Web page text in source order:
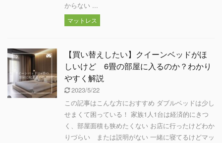
からない ...
マットレス
【買い替えしたい】クイーンベッドがほ
しいけど 6畳の部屋に入るのか？わかり
やすく解説
2023/5/22
この記事はこんな方におすすめ ダブルベッドは少し
せまくて困っている！ 家族1人1台は経済的にきつ
く、部屋面積も狭めたくない お店に行ったけどわか
りづらい または説明がない 一緒に寝てるけどマッ